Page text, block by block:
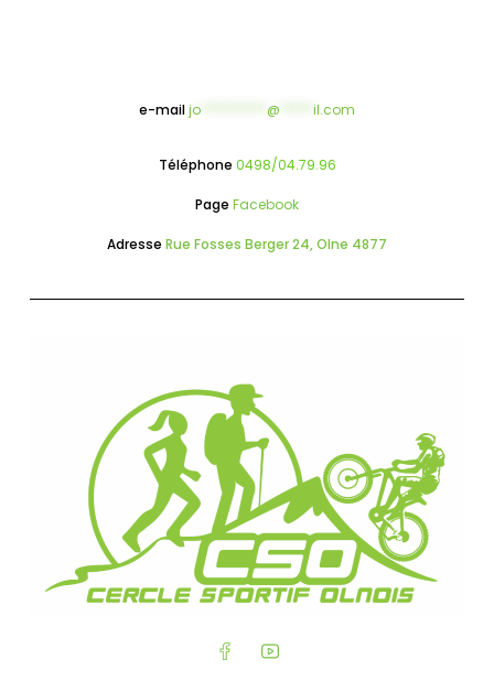
e-mailjo @ il.com
Téléphone 0498/04.79.96
Page Facebook
Adresse Rue Fosses Berger 24, Olne 4877